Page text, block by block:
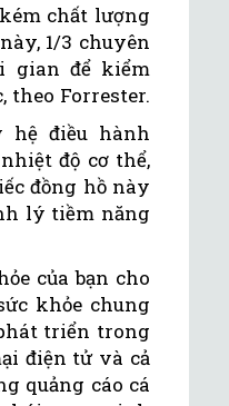
chất lượng
1/3 chuyên
gian để kiểm
Forrester.
hệ điều hành
độ cơ thể,
đồng hồ này
lý tiềm năng
của bạn cho
khỏe chung
triển trong
điện tử và cả
quảng cáo cá